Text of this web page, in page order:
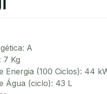
A
7 Kg
Energia (100 Ciclos): 44
Água (ciclo): 43 L